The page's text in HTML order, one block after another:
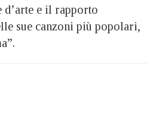
e il rapporto
sue canzoni più popolari,